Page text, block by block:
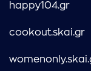
happy104.gr
cookout.skai.gr